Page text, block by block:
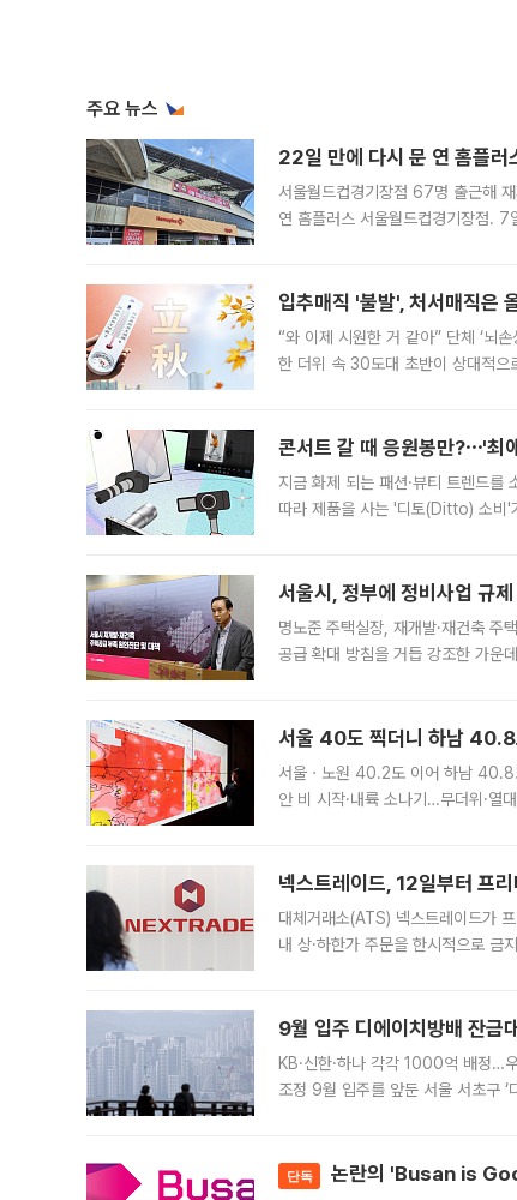
주요 뉴스
22일 만에 다시 문 연 홈플러
서울월드컵경기장점 67명 출근해
연 홈플러스 서울월드컵경기장점.
입추매직 '불발', 처서매직은
“와 이제 시원한 거 같아” 단체 ‘뇌
한 더위 속 30도대 초반이 상대적으
콘서트 갈 때 응원봉만?⋯'최
지금 화제 되는 패션·뷰티 트렌드를
따라 제품을 사는 '디토(Ditto) 소비'
서울시, 정부에 정비사업 규
명노준 주택실장, 재개발·재건축 주
공급 확대 방침을 거듭 강조한 가운
서울 40도 찍더니 하남
서울ㆍ노원 40.2도 이어 하남 40.8
안 비 시작·내륙 소나기…무더위·열
넥스트레이드, 12일부터 프리
대체거래소(ATS) 넥스트레이드가
내 상·하한가 주문을 한시적으로 금
9월 입주 디에이치방배 잔
KB·신한·하나 각각 1000억 배정…
조정 9월 입주를 앞둔 서울 서초구
단독 논란의 'Busan is